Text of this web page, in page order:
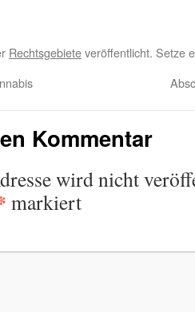
Rechtsgebieteveröffentlicht. Setze
Kommentar
wird nicht
markiert